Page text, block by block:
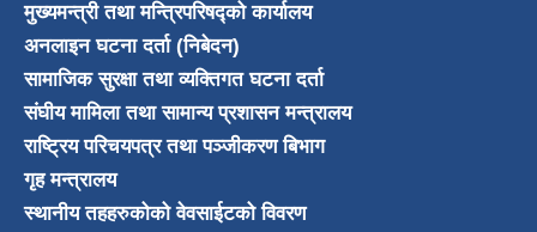
मुख्यमन्त्री तथा मन्त्रिपरिषद्को कार्यालय
अनलाइन घटना दर्ता (निबेदन)
सामाजिक सुरक्षा तथा व्यक्तिगत घटना दर्ता
संघीय मामिला तथा सामान्य प्रशासन मन्त्रालय
राष्ट्रिय परिचयपत्र तथा पञ्जीकरण बिभाग
गृह मन्त्रालय
स्थानीय तहहरुकोको वेवसाईटको विवरण